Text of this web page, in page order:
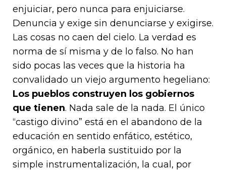
enjuiciar, pero nunca para enjuiciarse.
Denuncia y exige sin denunciarse y exigirse.
Las cosas no caen del cielo. La verdad es
norma de sí misma y de lo falso. No han
sido pocas las veces que la historia ha
convalidado un viejo argumento hegeliano:
Los pueblos construyen los gobiernos
que tienen. Nada sale de la nada. El único
“castigo divino” está en el abandono de la
educación en sentido enfático, estético,
orgánico, en haberla sustituido por la
simple instrumentalización, la cual, por